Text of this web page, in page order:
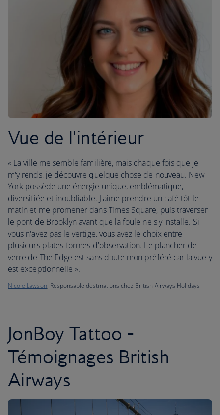
Vue de l'intérieur
« La ville me semble familière, mais chaque fois que je
m'y rends, je découvre quelque chose de nouveau. New
York possède une énergie unique, emblématique,
diversifiée et inoubliable. J'aime prendre un café tôt le
matin et me promener dans Times Square, puis traverser
le pont de Brooklyn avant que la foule ne s'y installe. Si
vous n'avez pas le vertige, vous avez le choix entre
plusieurs plates-formes d'observation. Le plancher de
verre de The Edge est sans doute mon préféré car la vue y
est exceptionnelle ».
Nicole Lawson, Responsable destinations chez British Airways Holidays
JonBoy Tattoo -
Témoignages British
Airways